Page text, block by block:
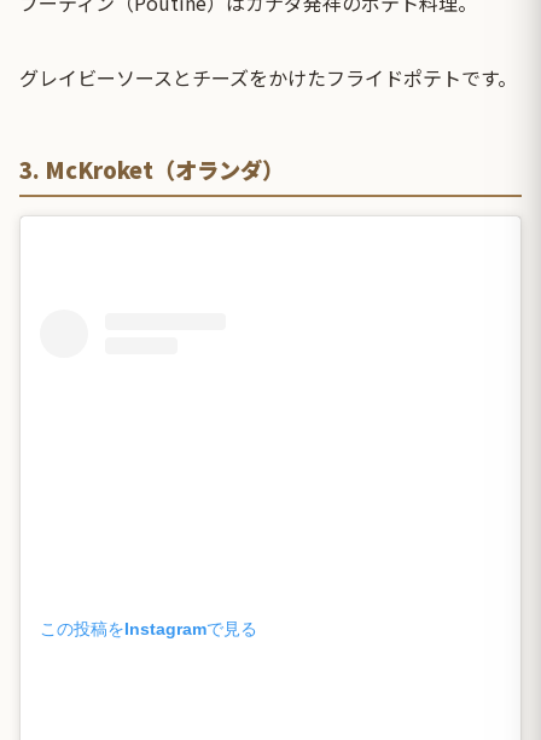
グレイビーソースとチーズをかけたフライドポテトです。
3. McKroket（オランダ）
この投稿をInstagramで見る